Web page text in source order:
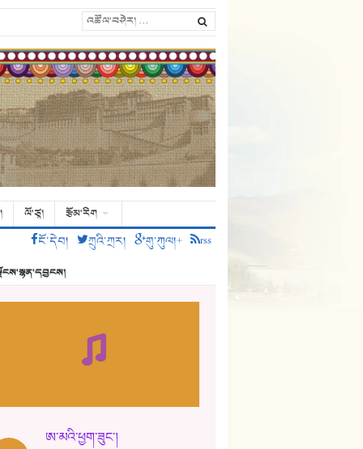
ལོ་ཙཱ།
རྩོམ་རིག
ངོ་དེབ།
ཀྲུའི་ཀྲར། གུ་ཀུལ།+ rss
ཨ་མའི་ཕྱག་ཟུང་།